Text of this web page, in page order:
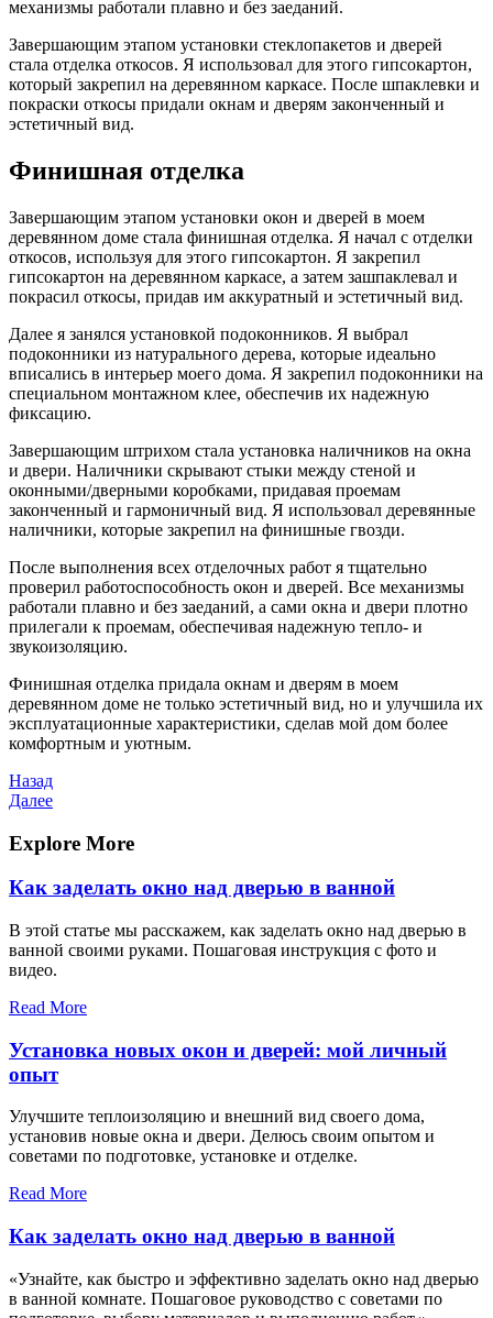
механизмы работали плавно и без заеданий.
Завершающим этапом установки стеклопакетов и дверей
стала отделка откосов. Я использовал для этого гипсокартон,
который закрепил на деревянном каркасе. После шпаклевки и
покраски откосы придали окнам и дверям законченный и
эстетичный вид.
Финишная отделка
Завершающим этапом установки окон и дверей в моем
деревянном доме стала финишная отделка. Я начал с отделки
откосов, используя для этого гипсокартон. Я закрепил
гипсокартон на деревянном каркасе, а затем зашпаклевал и
покрасил откосы, придав им аккуратный и эстетичный вид.
Далее я занялся установкой подоконников. Я выбрал
подоконники из натурального дерева, которые идеально
вписались в интерьер моего дома. Я закрепил подоконники на
специальном монтажном клее, обеспечив их надежную
фиксацию.
Завершающим штрихом стала установка наличников на окна
и двери. Наличники скрывают стыки между стеной и
оконными/дверными коробками, придавая проемам
законченный и гармоничный вид. Я использовал деревянные
наличники, которые закрепил на финишные гвозди.
После выполнения всех отделочных работ я тщательно
проверил работоспособность окон и дверей. Все механизмы
работали плавно и без заеданий, а сами окна и двери плотно
прилегали к проемам, обеспечивая надежную тепло- и
звукоизоляцию.
Финишная отделка придала окнам и дверям в моем
деревянном доме не только эстетичный вид, но и улучшила их
эксплуатационные характеристики, сделав мой дом более
комфортным и уютным.
Навигация
по
записям
Предыдущая
запись
Назад
Следующая
Далее
Explore More
Как заделать окно над дверью в ванной
В этой статье мы расскажем, как заделать окно над дверью в
ванной своими руками. Пошаговая инструкция с фото и
видео.
Read More
Установка новых окон и дверей: мой личный
опыт
Улучшите теплоизоляцию и внешний вид своего дома,
установив новые окна и двери. Делюсь своим опытом и
советами по подготовке, установке и отделке.
Read More
Как заделать окно над дверью в ванной
«Узнайте, как быстро и эффективно заделать окно над дверью
в ванной комнате. Пошаговое руководство с советами по